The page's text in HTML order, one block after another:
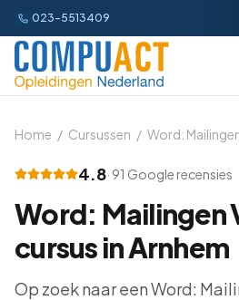
023-5513409
Excel
Excel Basis
Word
Home / Cursussen / Word:
4.8· 91 Google recensies
Word: Mailingen
cursus inArnhem
Op zoek naar eenWord: